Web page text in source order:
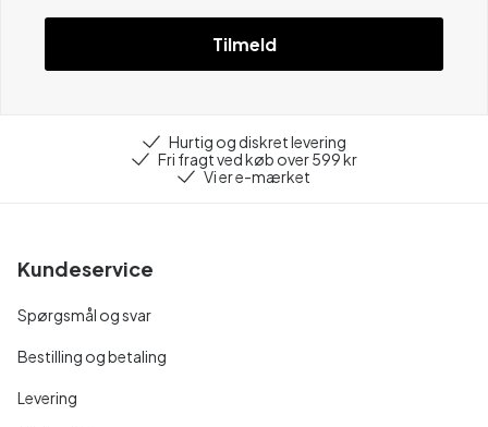
Tilmeld
Hurtig og diskret levering
Fri fragt ved køb over 599 kr
Vi er e-mærket
Kundeservice
Spørgsmål og svar
Bestilling og betaling
Levering